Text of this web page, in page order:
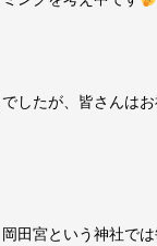
したが、皆さんは
田宮という神社で